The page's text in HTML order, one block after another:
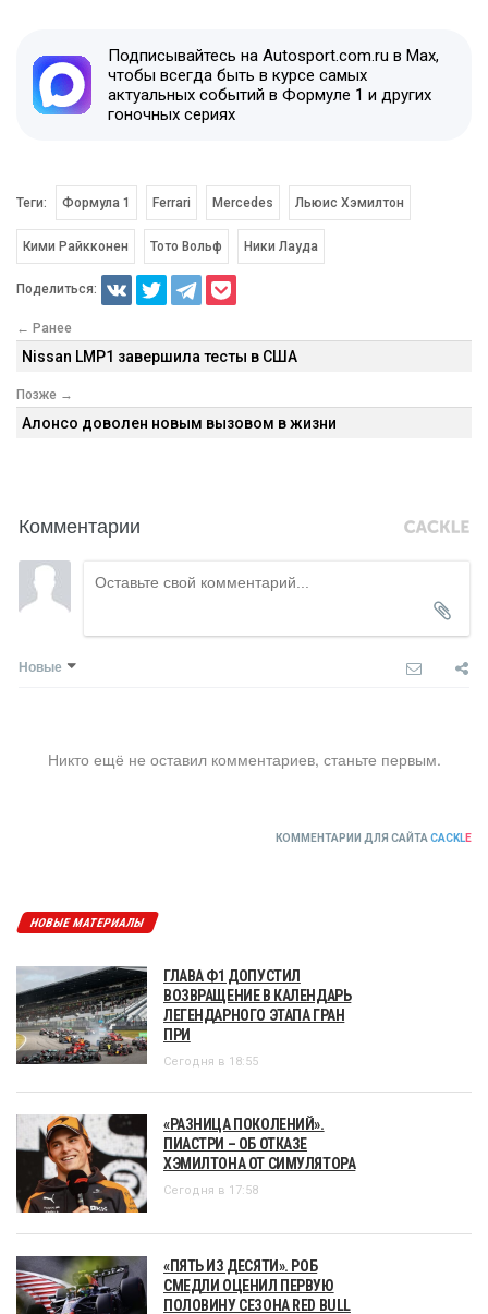
Подписывайтесь на Autosport.com.ru в Max,
чтобы всегда быть в курсе самых
актуальных событий в Формуле 1 и других
гоночных сериях
Теги: Формула 1 Ferrari Mercedes Льюис Хэмилтон
Кими Райкконен Тото Вольф Ники Лауда
Поделиться:
← Ранее
Nissan LMP1 завершила тесты в США
Позже →
Алонсо доволен новым вызовом в жизни
Комментарии
Новые
Никто ещё не оставил комментариев, станьте первым.
КОММЕНТАРИИ ДЛЯ САЙТА CACKLE
НОВЫЕ МАТЕРИАЛЫ
ГЛАВА Ф1 ДОПУСТИЛ
ВОЗВРАЩЕНИЕ В КАЛЕНДАРЬ
ЛЕГЕНДАРНОГО ЭТАПА ГРАН
ПРИ
Сегодня в 18:55
«РАЗНИЦА ПОКОЛЕНИЙ».
ПИАСТРИ – ОБ ОТКАЗЕ
ХЭМИЛТОНА ОТ СИМУЛЯТОРА
Сегодня в 17:58
«ПЯТЬ ИЗ ДЕСЯТИ». РОБ
СМЕДЛИ ОЦЕНИЛ ПЕРВУЮ
ПОЛОВИНУ СЕЗОНА RED BULL